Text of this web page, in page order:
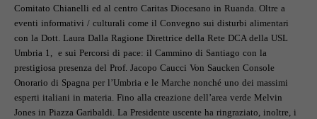
Comitato Chianelli ed al centro Caritas Diocesano in Ruanda. Oltre a
eventi informativi / culturali come il Convegno sui disturbi alimentari
con la Dott. Laura Dalla Ragione Direttrice della Rete DCA della USL
Umbria 1, e sui Percorsi di pace: il Cammino di Santiago con la
prestigiosa presenza del Prof. Jacopo Caucci Von Saucken Console
Onorario di Spagna per l’Umbria e le Marche nonché uno dei massimi
esperti italiani in materia. Fino alla creazione dell’area verde Melvin
Jones in Piazza Garibaldi. La Presidente uscente ha ringraziato, inoltre, i